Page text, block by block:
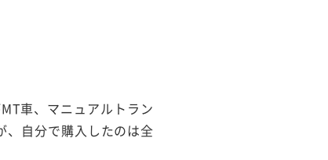
車、マニュアルトラン
、自分で購入したのは全